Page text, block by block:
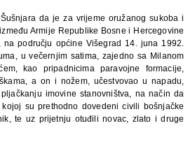
da je za vrijeme oružanog sukoba i
Armije Republike Bosne i Hercegovine
području općine Višegrad 14. juna 1992.
u večernjim satima, zajedno sa Milanom
kao pripadnicima paravojne formacije,
a on i nožem, učestvovao u napadu,
imovine stanovništva, na način da
su prethodno dovedeni civili bošnjačke
te uz prijetnju otuđili novac, zlato i druge